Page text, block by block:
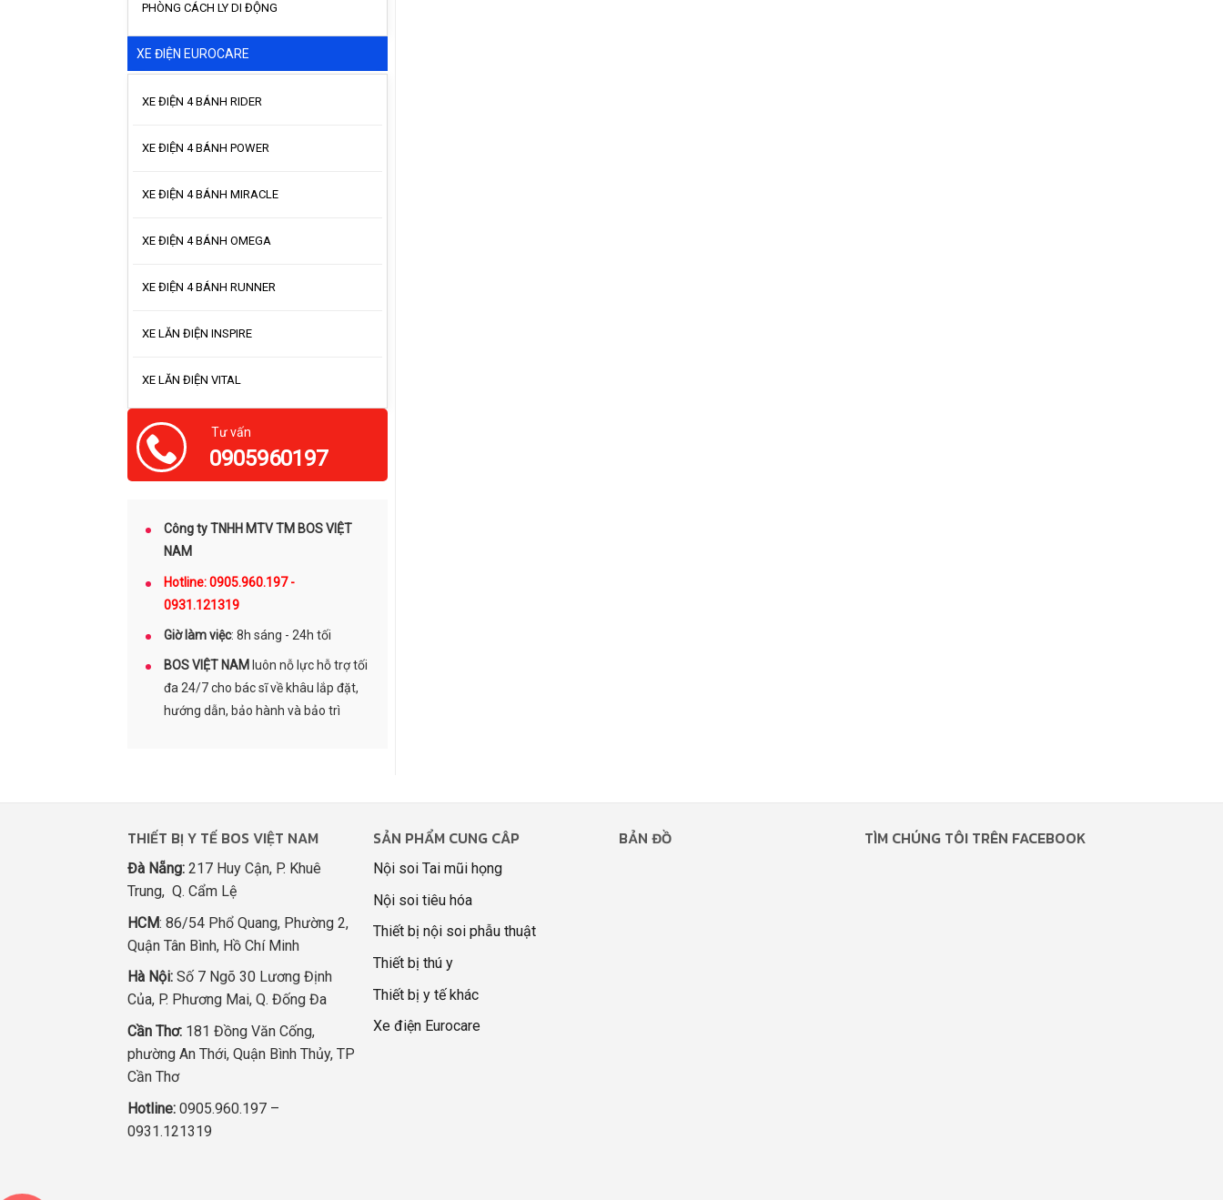
PHÒNG CÁCH LY DI ĐỘNG
XE ĐIỆN EUROCARE
XE ĐIỆN 4 BÁNH RIDER
XE ĐIỆN 4 BÁNH POWER
XE ĐIỆN 4 BÁNH MIRACLE
XE ĐIỆN 4 BÁNH OMEGA
XE ĐIỆN 4 BÁNH RUNNER
XE LĂN ĐIỆN INSPIRE
XE LĂN ĐIỆN VITAL
Tư vấn
0905960197
Công ty TNHH MTV TM BOS VIỆT
NAM
Hotline: 0905.960.197 -
0931.121319
Giờ làm việc: 8h sáng - 24h tối
BOS VIỆT NAM luôn nỗ lực hỗ trợ tối
đa 24/7 cho bác sĩ về khâu lắp đặt,
hướng dẫn, bảo hành và bảo trì
THIẾT BỊ Y TẾ BOS VIỆT NAM
Đà Nẵng: 217 Huy Cận, P. Khuê
Trung, Q. Cẩm Lệ
HCM: 86/54 Phổ Quang, Phường 2,
Quận Tân Bình, Hồ Chí Minh
Hà Nội: Số 7 Ngõ 30 Lương Định
Của, P. Phương Mai, Q. Đống Đa
Cần Thơ: 181 Đồng Văn Cống,
phường An Thới, Quận Bình Thủy, TP
Cần Thơ
Hotline: 0905.960.197 –
0931.121319
SẢN PHẨM CUNG CÂP
Nội soi Tai mũi họng
Nội soi tiêu hóa
Thiết bị nội soi phẫu thuật
Thiết bị thú y
Thiết bị y tế khác
Xe điện Eurocare
BẢN ĐỒ TÌM CHÚNG TÔI TRÊN FACEBOOK